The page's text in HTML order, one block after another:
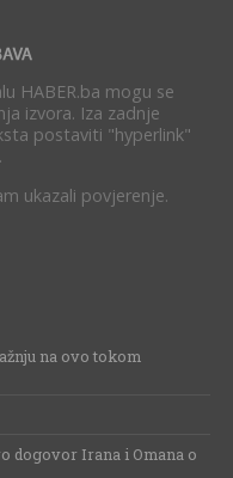
HABER.ba mogu se
izvora. Iza zadnje
postaviti "hyperlink"
ukazali povjerenje.
na ovo tokom
dogovor Irana i Omana o